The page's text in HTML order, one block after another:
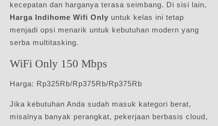
kecepatan dan harganya terasa seimbang. Di sisi lain,
Harga Indihome Wifi Only untuk kelas ini tetap
menjadi opsi menarik untuk kebutuhan modern yang
serba multitasking.
WiFi Only 150 Mbps
Harga: Rp325Rb/Rp375Rb/Rp375Rb
Jika kebutuhan Anda sudah masuk kategori berat,
misalnya banyak perangkat, pekerjaan berbasis cloud,